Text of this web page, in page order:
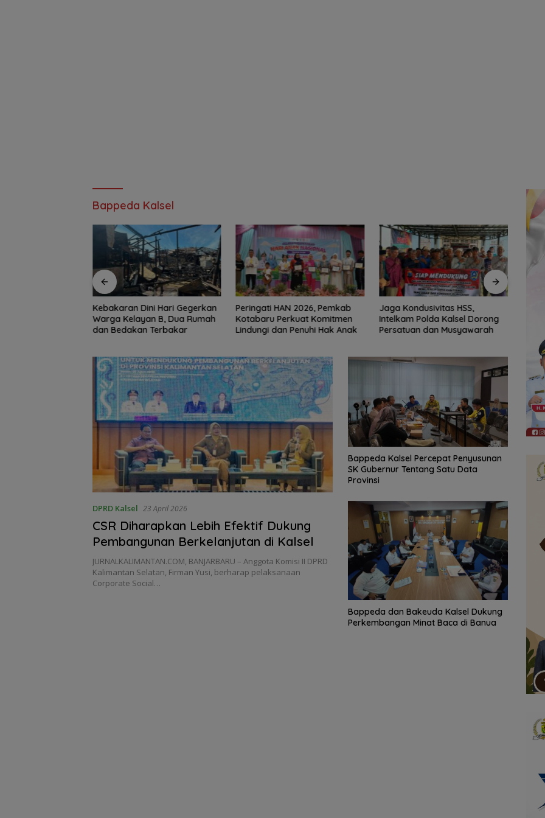
Bappeda Kalsel
Peringati HAN 2026, Pemkab
Kotabaru Perkuat Komitmen
Lindungi dan Penuhi Hak Anak
Jaga Kondusivitas HSS,
Intelkam Polda Kalsel Dorong
Persatuan dan Musyawarah
Erick Thohir Janjikan Evaluasi
Usai Indonesia Tersingkir
DPRD Kalsel 23 April 2026
‎CSR Diharapkan Lebih Efektif Dukung
Pembangunan Berkelanjutan di Kalsel ‎
‎JURNALKALIMANTAN.COM, BANJARBARU – Anggota Komisi II DPRD
Kalimantan Selatan, Firman Yusi, berharap pelaksanaan
Corporate Social…
Bappeda Kalsel Percepat Penyusunan
SK Gubernur Tentang Satu Data
Provinsi
Bappeda dan Bakeuda Kalsel Dukung
Perkembangan Minat Baca di Banua